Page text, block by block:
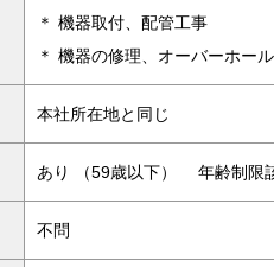
＊ 機器取付、配管工事
＊ 機器の修理、オーバーホール
本社所在地と同じ
あり （59歳以下） 年齢制限
不問